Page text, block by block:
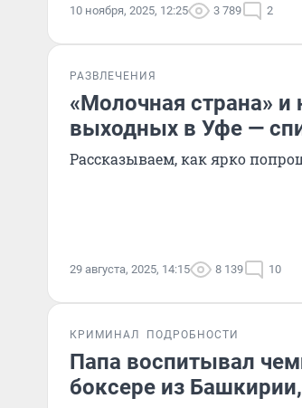
10 ноября, 2025, 12:25 3 789 2
РАЗВЛЕЧЕНИЯ
«Молочная страна» и
выходных в Уфе —
Рассказываем, как ярко
29 августа, 2025, 14:15 8 139 10
КРИМИНАЛ ПОДРОБНОСТИ
Папа воспитывал
боксере из